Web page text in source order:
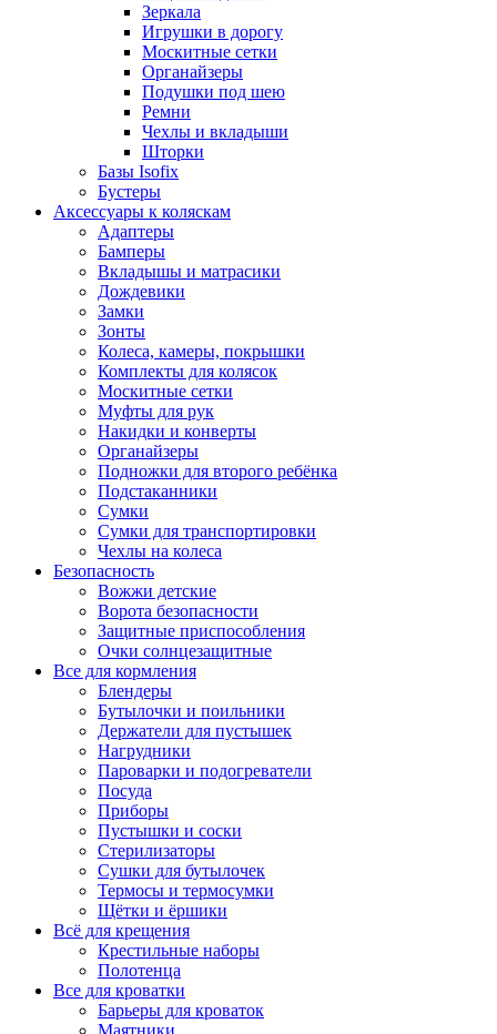
Зеркала
Игрушки в дорогу
Москитные сетки
Органайзеры
Подушки под шею
Ремни
Чехлы и вкладыши
Шторки
Базы Isofix
Бустеры
Аксессуары к коляскам
Адаптеры
Бамперы
Вкладышы и матрасики
Дождевики
Замки
Зонты
Колеса, камеры, покрышки
Комплекты для колясок
Москитные сетки
Муфты для рук
Накидки и конверты
Органайзеры
Подножки для второго ребёнка
Подстаканники
Сумки
Сумки для транспортировки
Чехлы на колеса
Безопасность
Вожжи детские
Ворота безопасности
Защитные приспособления
Очки солнцезащитные
Все для кормления
Блендеры
Бутылочки и поильники
Держатели для пустышек
Нагрудники
Пароварки и подогреватели
Посуда
Приборы
Пустышки и соски
Стерилизаторы
Сушки для бутылочек
Термосы и термосумки
Щётки и ёршики
Всё для крещения
Крестильные наборы
Полотенца
Все для кроватки
Барьеры для кроваток
Маятники